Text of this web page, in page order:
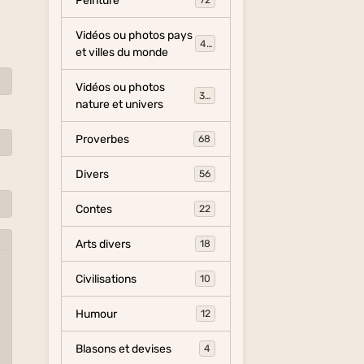
Vidéos ou photos pays
et villes du monde
454
Vidéos ou photos
nature et univers
325
Proverbes 68
Divers 56
Contes 22
Arts divers 18
Civilisations 10
Humour 12
Blasons et devises 4